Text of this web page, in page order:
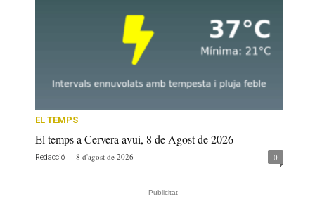
EL TEMPS
El temps a Cervera avui, 8 de Agost de 2026
Redacció - 8 d'agost de 2026 0
- Publicitat -